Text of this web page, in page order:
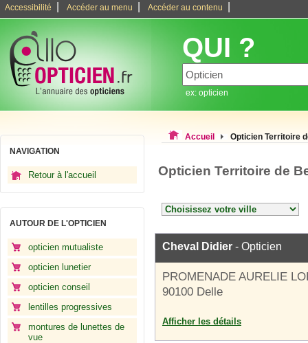
Accessibilité Accéder au menu Accéder au contenu
QUI ?
ex: opticien
NAVIGATION
Retour à l'accueil
AUTOUR DE L'OPTICIEN
opticien mutualiste
opticien lunetier
opticien conseil
lentilles progressives
montures de lunettes de
vue
Accueil Opticien Territoire
Opticien Territoire de
Cheval Didier - Opticien
PROMENADE AURELIE
90100 Delle
Afficher les détails